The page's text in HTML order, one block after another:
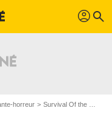
profil search
horreur Survival Of the Dead